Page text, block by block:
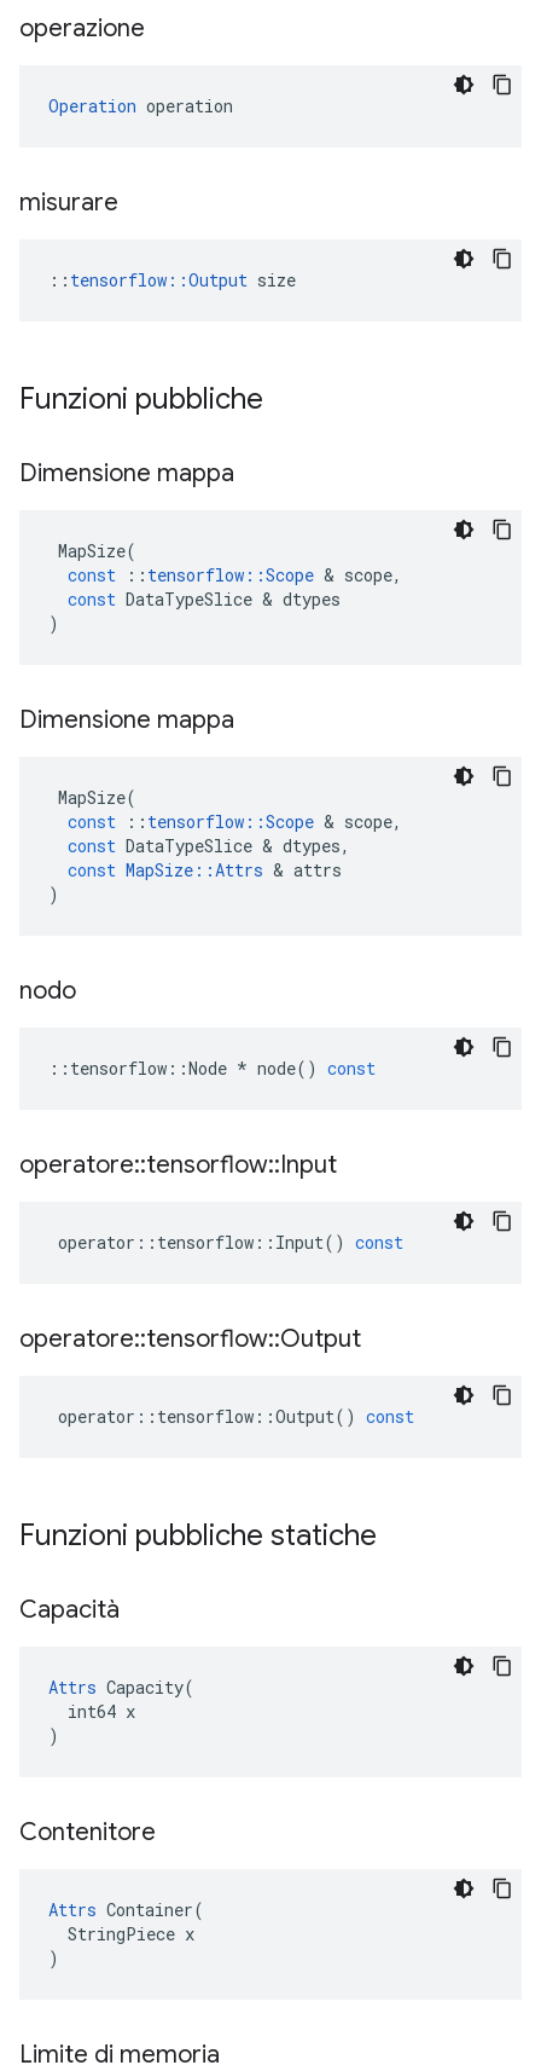
operazione
Operation operation
misurare
:: tensorflow::Output size
Funzioni pubbliche
Dimensione mappa
MapSize(
const
:: tensorflow ::Scope & scope,
const DataTypeSlice & dtypes
)
Dimensione mappa
MapSize(
const
:: tensorflow ::Scope & scope,
const DataTypeSlice & dtypes,
const MapSize ::Attrs & attrs
)
nodo
:: tensorflow ::Node * node() const
operatore::tensorflow::Input
operator :: tensorflow :: Input() const
operatore::tensorflow::Output
operator :: tensorflow ::Output() const
Funzioni pubbliche statiche
Capacità
Attrs Capacity(
  int64 x
)
Contenitore
Attrs Container(
  StringPiece x
)
Limite di memoria